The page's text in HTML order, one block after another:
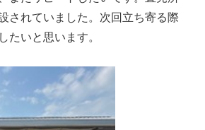
されていました。次回立ち寄る際
たいと思います。